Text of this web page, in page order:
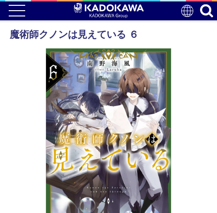
魔術師クノンは見えている ６